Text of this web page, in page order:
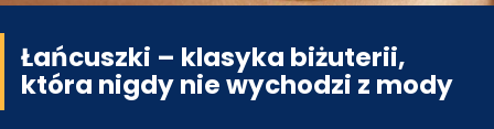
Łańcuszki – klasyka biżuterii,
która nigdy nie wychodzi z mody